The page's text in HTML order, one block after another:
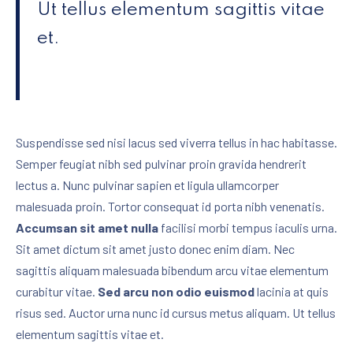
Ut tellus elementum sagittis vitae
et.
Suspendisse sed nisi lacus sed viverra tellus in hac habitasse.
Semper feugiat nibh sed pulvinar proin gravida hendrerit
lectus a. Nunc pulvinar sapien et ligula ullamcorper
malesuada proin. Tortor consequat id porta nibh venenatis.
Accumsan sit amet nulla facilisi morbi tempus iaculis urna.
Sit amet dictum sit amet justo donec enim diam. Nec
sagittis aliquam malesuada bibendum arcu vitae elementum
curabitur vitae. Sed arcu non odio euismodlacinia at quis
risus sed. Auctor urna nunc id cursus metus aliquam. Ut tellus
elementum sagittis vitae et.